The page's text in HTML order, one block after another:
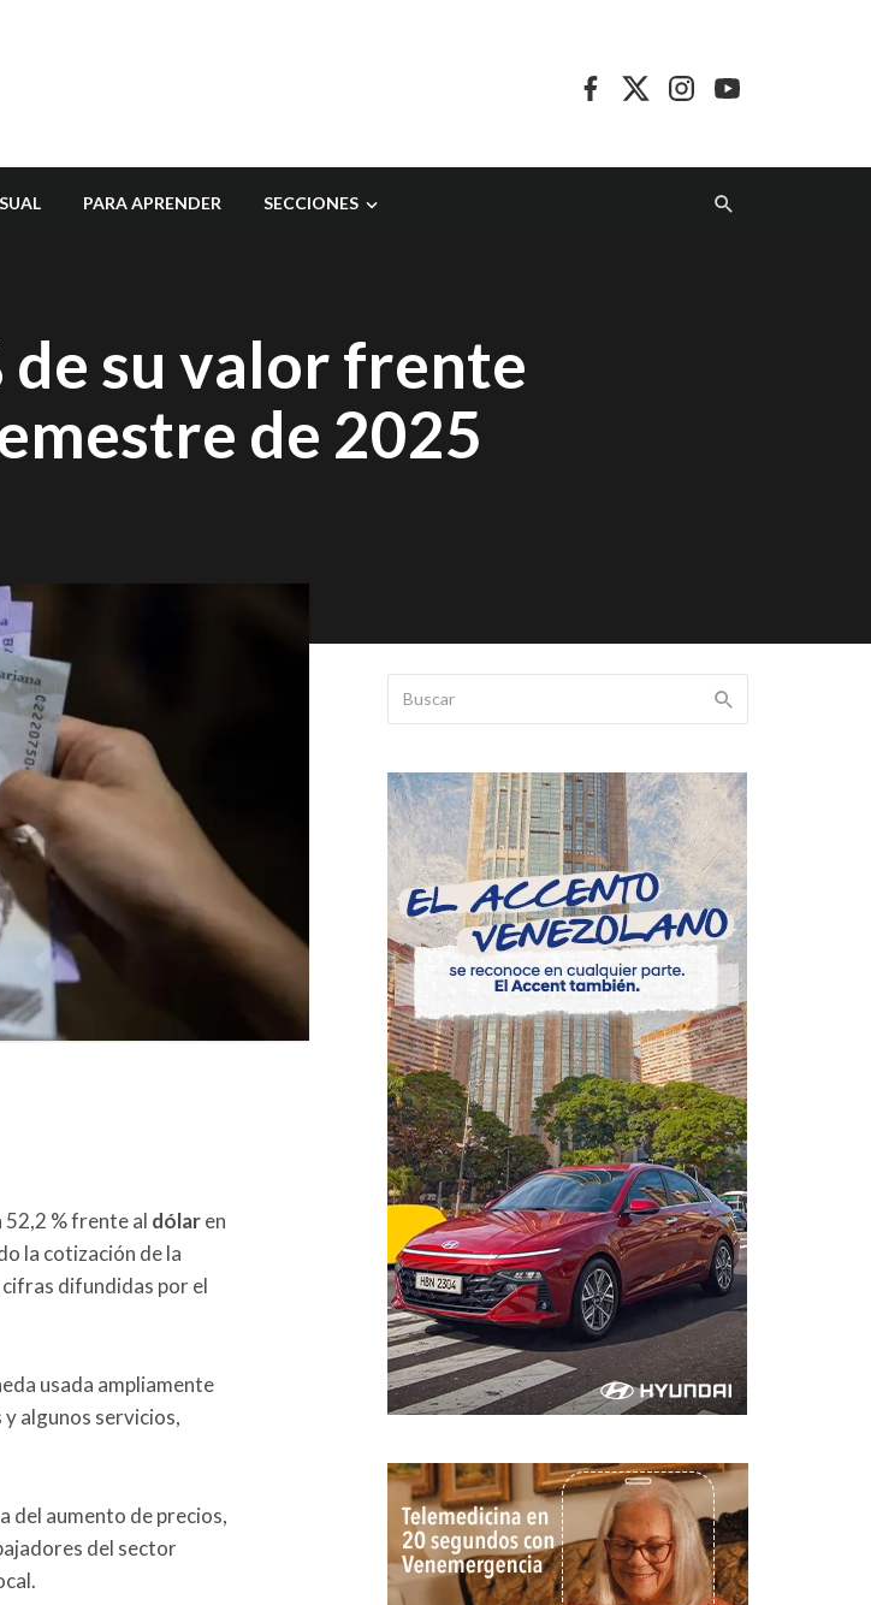
PARA APRENDER SECCIONES
su valor frente
de 2025
52,2 % frente al dólaren
la cotización de la
difundidas por el
usada ampliamente
algunos servicios,
del aumento de precios,
del sector